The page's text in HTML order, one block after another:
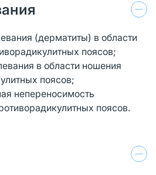
(дерматиты) в области
поясов;
в области ношения
поясов;
непереносимость
поясов.